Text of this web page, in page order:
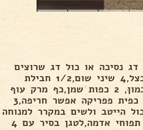
טונה שהושרה במיץ לימון,1/2 קילו דג נסיכה או כול דג שרוצים
להשרות מעט במיץ לימון ולישטוף,ליטחון עם 1 בצל,4 שיני שום,1/2 חבילת
כוסברה,1 תפוחי אדמה ,לתבל 1 כפית מלח,1 כף כמון, 2 כפות שמן,כף מרק עוף
פרוה,1/4 כפית פלפל שחור רגיל,מעט כרכום,1/4 כפית פפריקה אפשר חריפה,3
ביצים ללוש הכול הייטב ולשים במקרר למנוחה
של 20 דקות...ליקלוף וליפרוס 1 בטטה גדולה ו2 תפוחי אדמה,לטגן בסיר עם 4